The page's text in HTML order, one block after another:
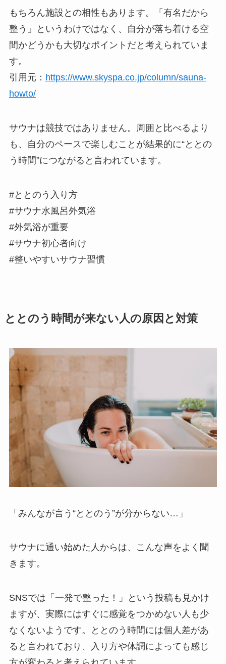
もちろん施設との相性もあります。「有名だから
整う」というわけではなく、自分が落ち着ける空
間かどうかも大切なポイントだと考えられていま
す。
引用元： https://www.skyspa.co.jp/column/sauna-
howto/
サウナは競技ではありません。周囲と比べるより
も、自分のペースで楽しむことが結果的に“ととの
う時間”につながると言われています。
#ととのう入り方
#サウナ水風呂外気浴
#外気浴が重要
#サウナ初心者向け
#整いやすいサウナ習慣
ととのう時間が来ない人の原因と対策
「みんなが言う“ととのう”が分からない…」
サウナに通い始めた人からは、こんな声をよく聞
きます。
SNSでは「一発で整った！」という投稿も見かけ
ますが、実際にはすぐに感覚をつかめない人も少
なくないようです。ととのう時間には個人差があ
ると言われており、入り方や体調によっても感じ